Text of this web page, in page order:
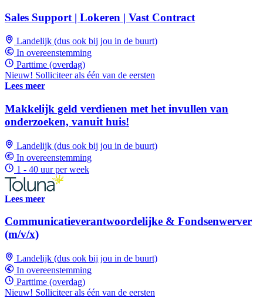
Sales Support | Lokeren | Vast Contract
Landelijk (dus ook bij jou in de buurt)
In overeenstemming
Parttime (overdag)
Nieuw! Solliciteer als één van de eersten
Lees meer
Makkelijk geld verdienen met het invullen van
onderzoeken, vanuit huis!
Landelijk (dus ook bij jou in de buurt)
In overeenstemming
1 - 40 uur per week
Lees meer
Communicatieverantwoordelijke & Fondsenwerver
(m/v/x)
Landelijk (dus ook bij jou in de buurt)
In overeenstemming
Parttime (overdag)
Nieuw! Solliciteer als één van de eersten